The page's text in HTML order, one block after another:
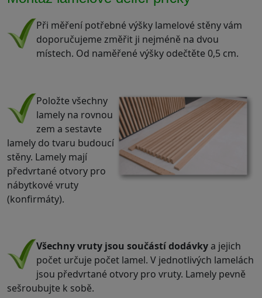
Při měření potřebné výšky lamelové stěny vám
doporučujeme změřit ji nejméně na dvou
místech. Od naměřené výšky odečtěte 0,5 cm.
Položte všechny
lamely na rovnou
zem a sestavte
lamely do tvaru budoucí
stěny. Lamely mají
předvrtané otvory pro
nábytkové vruty
(konfirmáty).
Všechny vruty jsou součástí dodávky a jejich
počet určuje počet lamel. V jednotlivých lamelách
jsou předvrtané otvory pro vruty. Lamely pevně
sešroubujte k sobě.